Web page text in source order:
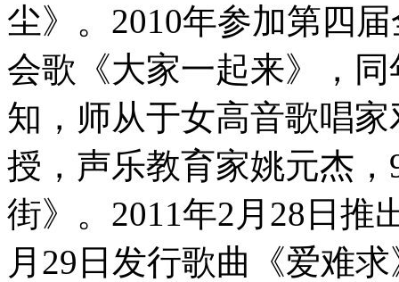
尘》。2010年参加第四
会歌《大家一起来》，
知，师从于女高音歌唱
授，声乐教育家姚元杰
街》。2011年2月28日推
月29日发行歌曲《爱难